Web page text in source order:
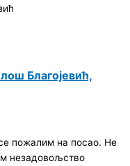
Благојевић,
пожалим на посао. Не
незадовољство